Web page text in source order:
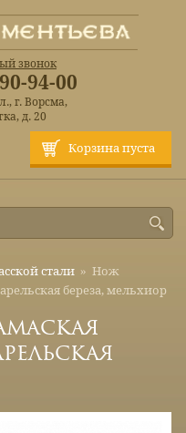
Корзина пуста
звонок
94-00
г. Ворсма,
д. 20
стали » Нож
береза, мельхиор